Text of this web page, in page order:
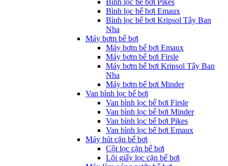
Bình lọc bể bơi Pikes
Bình lọc bể bơi Emaux
Bình lọc bể bơi Kripsol Tây Ban
Nha
Máy bơm bể bơi
Máy bơm bể bơi Emaux
Máy bơm bể bơi Firsle
Máy bơm bể bơi Kripsol Tây Ban
Nha
Máy bơm bể bơi Minder
Van bình lọc bể bơi
Van bình lọc bể bơi Firsle
Van bình lọc bể bơi Minder
Van bình lọc bể bơi Pikes
Van bình lọc bể bơi Emaux
Máy hút cặn bể bơi
Cột lọc cặn bể bơi
Lõi giấy lọc cặn bể bơi